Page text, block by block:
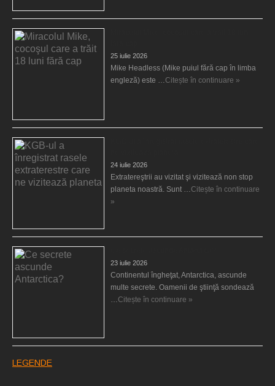
25 iulie 2026
Mike Headless (Mike puiul fără cap în limba
engleză) este …Citește în continuare »
24 iulie 2026
Extratereştrii au vizitat şi vizitează non stop
planeta noastră. Sunt …Citește în continuare
»
23 iulie 2026
Continentul îngheţat, Antarctica, ascunde
multe secrete. Oamenii de ştiinţă sondează
…Citește în continuare »
LEGENDE